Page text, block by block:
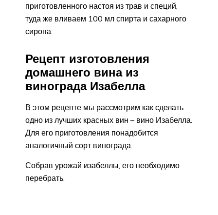
приготовленного настоя из трав и специй,
туда же вливаем 100 мл спирта и сахарного
сиропа.
Рецепт изготовления
домашнего вина из
винограда Изабелла
В этом рецепте мы рассмотрим как сделать
одно из лучших красных вин – вино Изабелла.
Для его приготовления понадобится
аналогичный сорт винограда.
Собрав урожай изабеллы, его необходимо
перебрать.